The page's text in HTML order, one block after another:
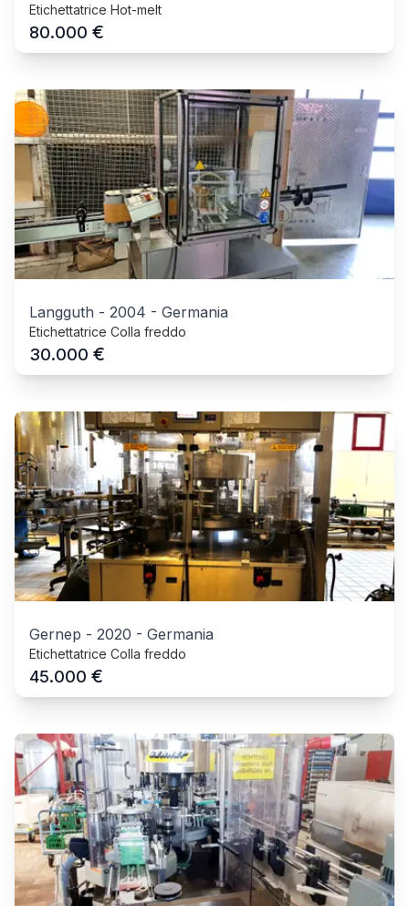
Etichettatrice Hot-melt
80.000 €
Langguth - 2004 - Germania
Etichettatrice Colla freddo
30.000 €
Gernep - 2020 - Germania
Etichettatrice Colla freddo
45.000 €